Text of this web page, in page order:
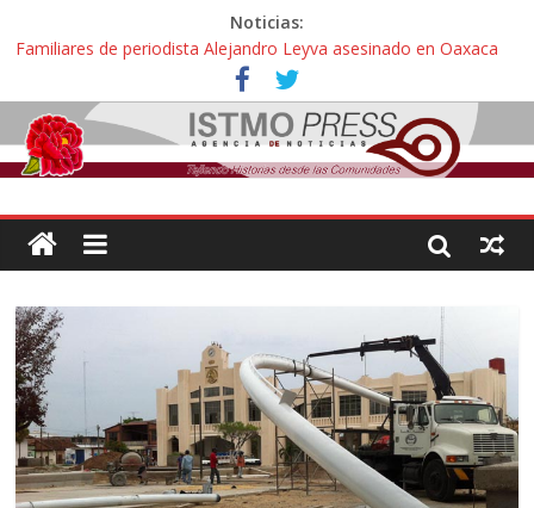
Noticias:
Familiares de periodista Alejandro Leyva asesinado en Oaxaca
protestan y exigen justicia en desfile de delegaciones
Alertan pescadores de Juchitán, Oaxaca de nuevo despojo de su
territorio para construir un parque eólico
Pescadores y comuneros ikoots detienen la extracción ilegal de
material pétreo de gravera Oyamel
ahora pescadores de Salinas del Marqués denuncian daños de
Pemex